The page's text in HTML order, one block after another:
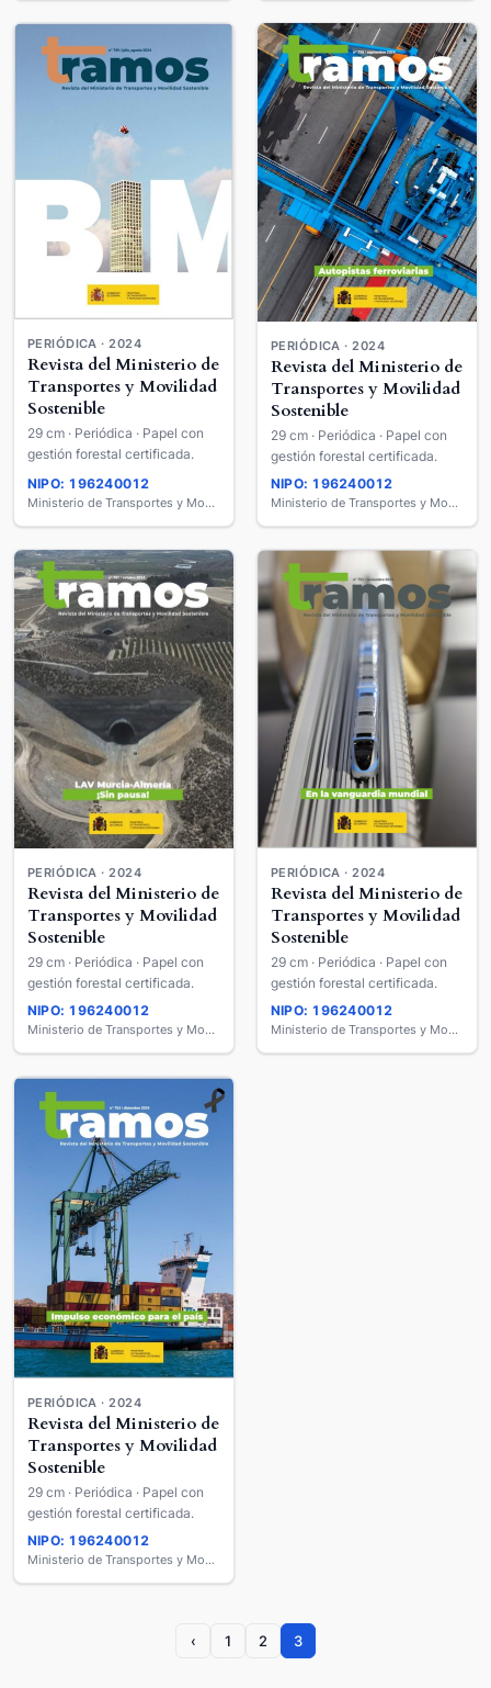
PERIÓDICA · 2024
Revista del Ministerio de
Transportes y Movilidad
Sostenible
29 cm · Periódica · Papel con
gestión forestal certificada.
NIPO: 196240012
Ministerio de Transportes y Movilidad Sostenible
PERIÓDICA · 2024
Revista del Ministerio de
Transportes y Movilidad
Sostenible
29 cm · Periódica · Papel con
gestión forestal certificada.
NIPO: 196240012
Ministerio de Transportes y Movilidad Sostenible
PERIÓDICA · 2024
Revista del Ministerio de
Transportes y Movilidad
Sostenible
29 cm · Periódica · Papel con
gestión forestal certificada.
NIPO: 196240012
Ministerio de Transportes y Movilidad Sostenible
PERIÓDICA · 2024
Revista del Ministerio de
Transportes y Movilidad
Sostenible
29 cm · Periódica · Papel con
gestión forestal certificada.
NIPO: 196240012
Ministerio de Transportes y Movilidad Sostenible
PERIÓDICA · 2024
Revista del Ministerio de
Transportes y Movilidad
Sostenible
29 cm · Periódica · Papel con
gestión forestal certificada.
NIPO: 196240012
Ministerio de Transportes y Movilidad Sostenible
‹ 1 2 3